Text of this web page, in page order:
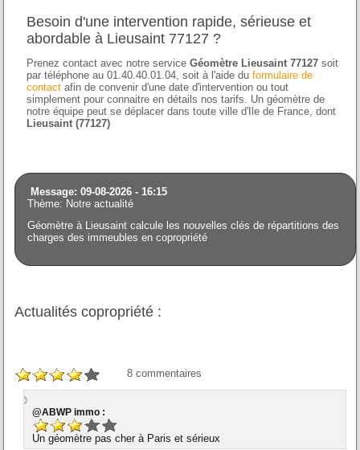
Besoin d'une intervention rapide, sérieuse et
abordable à Lieusaint 77127 ?
Prenez contact avec notre serviceGéomètre Lieusaint 77127 soit
par téléphone au 01.40.40.01.04, soit à l'aide duformulaire de
contact afin de convenir d'une date d'intervention ou tout
simplement pour connaitre en détails nos tarifs. Un géomètre de
notre équipe peut se déplacer dans toute ville d'Ile de France, dont
Lieusaint (77127)
Message: 09-08-2026 - 16:15
Thème: Notre actualité
Géomètre à Lieusaint calcule les nouvelles clés de répartitions des
charges des immeubles en copropriété
Actualités copropriété :
8 commentaires
@ABWP immo :
Un géomètre pas cher à Paris et sérieux